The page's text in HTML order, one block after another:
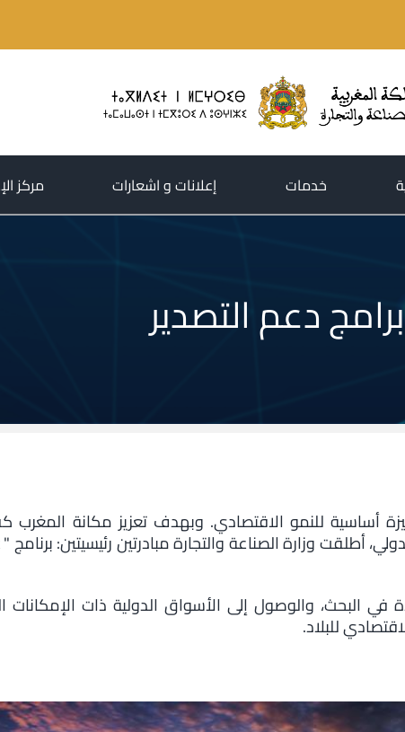
(current) خدمات
(current) إعلانات و اشعارات(current) مركز
برامج دعم التصدير
أساسية للنمو الاقتصادي. وبهدف تعزيز مكانة
البحث، والوصول إلى الأسواق الدولية ذات الإمكانات
للبلاد.